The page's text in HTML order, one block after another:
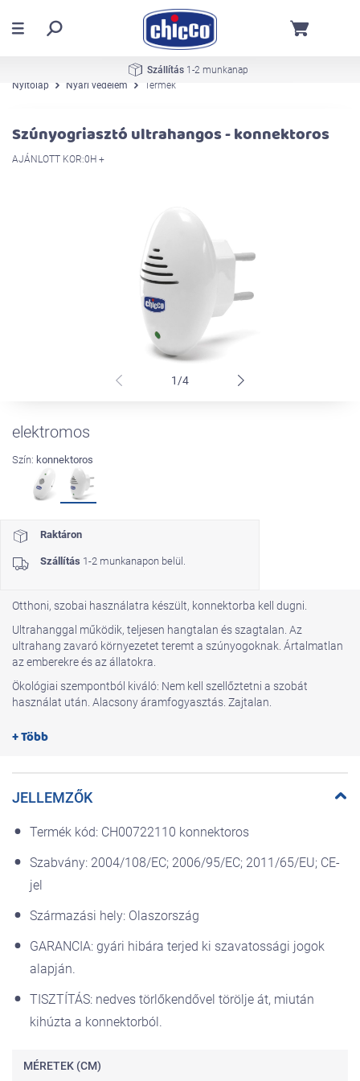
Szállítás 1-2 munkanap
Nyitólap
Nyári védelem Termék
Szúnyogriasztó ultrahangos - konnektoros
AJÁNLOTT KOR:0H +
1/4
elektromos
Szín: konnektoros
Raktáron
Szállítás 1-2 munkanapon belül.
Otthoni, szobai használatra készült, konnektorba kell dugni.
Ultrahanggal működik, teljesen hangtalan és szagtalan. Az
ultrahang zavaró környezetet teremt a szúnyogoknak. Ártalmatlan
az emberekre és az állatokra.
Ökológiai szempontból kiváló: Nem kell szellőztetni a szobát
használat után. Alacsony áramfogyasztás. Zajtalan.
A terméket alapvetően EURÓPAI használatra tervezték.
A termék teljesítménye csökkenhet bizonyos Európában nem
A termék használata során derül ki, hogy az adott
adat nem áll rendelkezésre a gyártótól, tekintve a nagyon
sokféle szúnyogfajtát.
Vizsgálja meg, hogy a konnektor megfelel-e a készüléknek
(230V, 50Hz, 0,3W).
A termék nem játékszer.
+ Több
JELLEMZŐK
Termék kód: CH00722110 konnektoros
Szabvány: 2004/108/EC; 2006/95/EC; 2011/65/EU; CE-
jel
Származási hely: Olaszország
GARANCIA: gyári hibára terjed ki szavatossági jogok
alapján.
TISZTÍTÁS: nedves törlőkendővel törölje át, miután
kihúzta a konnektorból.
MÉRETEK (CM)